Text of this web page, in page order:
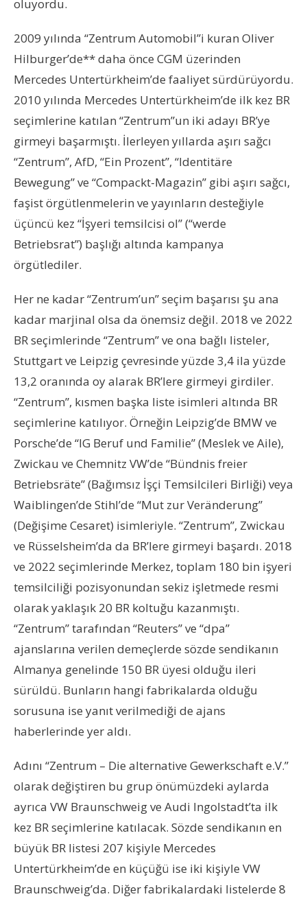
oluyordu.
2009 yılında “Zentrum Automobil”i kuran Oliver
Hilburger’de** daha önce CGM üzerinden
Mercedes Untertürkheim’de faaliyet sürdürüyordu.
2010 yılında Mercedes Untertürkheim’de ilk kez BR
seçimlerine katılan “Zentrum”un iki adayı BR’ye
girmeyi başarmıştı. İlerleyen yıllarda aşırı sağcı
“Zentrum”, AfD, “Ein Prozent”, “Identitäre
Bewegung” ve “Compackt-Magazin” gibi aşırı sağcı,
faşist örgütlenmelerin ve yayınların desteğiyle
üçüncü kez “İşyeri temsilcisi ol” (“werde
Betriebsrat”) başlığı altında kampanya
örgütlediler.
Her ne kadar “Zentrum’un” seçim başarısı şu ana
kadar marjinal olsa da önemsiz değil. 2018 ve 2022
BR seçimlerinde “Zentrum” ve ona bağlı listeler,
Stuttgart ve Leipzig çevresinde yüzde 3,4 ila yüzde
13,2 oranında oy alarak BR’lere girmeyi girdiler.
“Zentrum”, kısmen başka liste isimleri altında BR
seçimlerine katılıyor. Örneğin Leipzig’de BMW ve
Porsche’de “IG Beruf und Familie” (Meslek ve Aile),
Zwickau ve Chemnitz VW’de “Bündnis freier
Betriebsräte” (Bağımsız İşçi Temsilcileri Birliği) veya
Waiblingen’de Stihl’de “Mut zur Veränderung”
(Değişime Cesaret) isimleriyle. “Zentrum”, Zwickau
ve Rüsselsheim’da da BR’lere girmeyi başardı. 2018
ve 2022 seçimlerinde Merkez, toplam 180 bin işyeri
temsilciliği pozisyonundan sekiz işletmede resmi
olarak yaklaşık 20 BR koltuğu kazanmıştı.
“Zentrum” tarafından “Reuters” ve “dpa”
ajanslarına verilen demeçlerde sözde sendikanın
Almanya genelinde 150 BR üyesi olduğu ileri
sürüldü. Bunların hangi fabrikalarda olduğu
sorusuna ise yanıt verilmediği de ajans
haberlerinde yer aldı.
Adını “Zentrum – Die alternative Gewerkschaft e.V.”
olarak değiştiren bu grup önümüzdeki aylarda
ayrıca VW Braunschweig ve Audi Ingolstadt’ta ilk
kez BR seçimlerine katılacak. Sözde sendikanın en
büyük BR listesi 207 kişiyle Mercedes
Untertürkheim’de en küçüğü ise iki kişiyle VW
Braunschweig’da. Diğer fabrikalardaki listelerde 8